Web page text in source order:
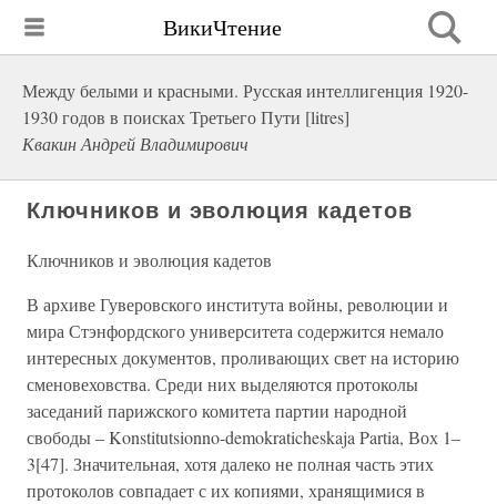
ВикиЧтение
Между белыми и красными. Русская интеллигенция 1920-
1930 годов в поисках Третьего Пути [litres]
Квакин Андрей Владимирович
Ключников и эволюция кадетов
Ключников и эволюция кадетов
В архиве Гуверовского института войны, революции и
мира Стэнфордского университета содержится немало
интересных документов, проливающих свет на историю
сменовеховства. Среди них выделяются протоколы
заседаний парижского комитета партии народной
свободы – Konstitutsionno-demokraticheskaja Partia, Вох 1–
3[47]. Значительная, хотя далеко не полная часть этих
протоколов совпадает с их копиями, хранящимися в